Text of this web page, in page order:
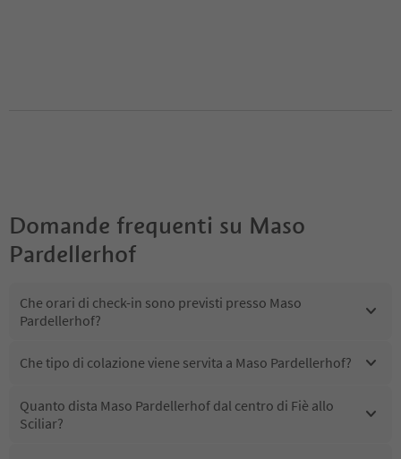
Domande frequenti su Maso
Pardellerhof
Che orari di check-in sono previsti presso Maso
Pardellerhof?
Che tipo di colazione viene servita a Maso Pardellerhof?
Quanto dista Maso Pardellerhof dal centro di Fiè allo
Sciliar?